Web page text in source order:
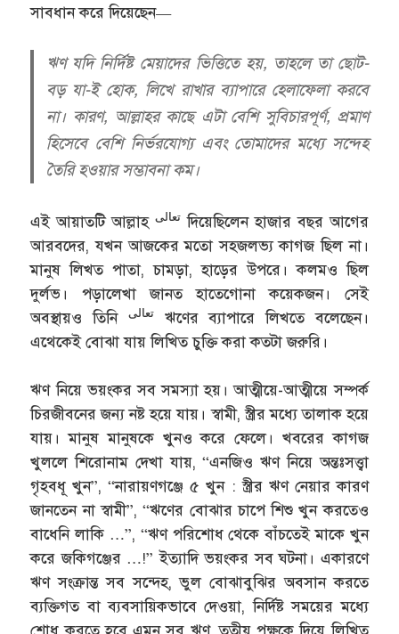
সাবধান করে দিয়েছেন—
ঋণ যদি নির্দিষ্ট মেয়াদের ভিত্তিতে হয়, তাহলে তা ছোট-
বড় যা-ই হোক, লিখে রাখার ব্যাপারে হেলাফেলা করবে
না। কারণ, আল্লাহর কাছে এটা বেশি সুবিচারপূর্ণ, প্রমাণ
হিসেবে বেশি নির্ভরযোগ্য এবং তোমাদের মধ্যে সন্দেহ
তৈরি হওয়ার সম্ভাবনা কম।
এই আয়াতটি আল্লাহتعالى দিয়েছিলেন হাজার বছর আগের
আরবদের, যখন আজকের মতো সহজলভ্য কাগজ ছিল না।
মানুষ লিখত পাতা, চামড়া, হাড়ের উপরে। কলমও ছিল
দুর্লভ। পড়ালেখা জানত হাতেগোনা কয়েকজন। সেই
অবস্থায়ও তিনি
تعالىঋণের ব্যাপারে লিখতে বলেছেন।
এথেকেই বোঝা যায় লিখিত চুক্তি করা কতটা জরুরি।
ঋণ নিয়ে ভয়ংকর সব সমস্যা হয়। আত্মীয়ে-আত্মীয়ে সম্পর্ক
চিরজীবনের জন্য নষ্ট হয়ে যায়। স্বামী, স্ত্রীর মধ্যে তালাক হয়ে
যায়। মানুষ মানুষকে খুনও করে ফেলে। খবরের কাগজ
খুললে শিরোনাম দেখা যায়, “এনজিও ঋণ নিয়ে অন্তঃসত্ত্বা
গৃহবধূ খুন”, “নারায়ণগঞ্জে ৫ খুন : স্ত্রীর ঋণ নেয়ার কারণ
জানতেন না স্বামী”, “ঋণের বোঝার চাপে শিশু খুন করতেও
বাধেনি লাকি …”, “ঋণ পরিশোধ থেকে বাঁচতেই মাকে খুন
করে জকিগঞ্জের …!” ইত্যাদি ভয়ংকর সব ঘটনা। একারণে
ঋণ সংক্রান্ত সব সন্দেহ, ভুল বোঝাবুঝির অবসান করতে
ব্যক্তিগত বা ব্যবসায়িকভাবে দেওয়া, নির্দিষ্ট সময়ের মধ্যে